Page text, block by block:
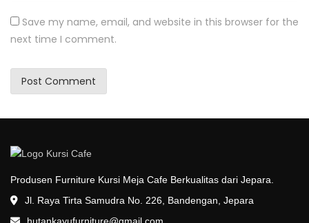
Save my name, email, and website in this browser for the
next time I comment.
Produsen Furniture Kursi Meja Cafe Berkualitas dari Jepara.
Jl. Raya Tirta Samudra No. 226, Bandengan, Jepara
hutankayufurniture@gmail.com